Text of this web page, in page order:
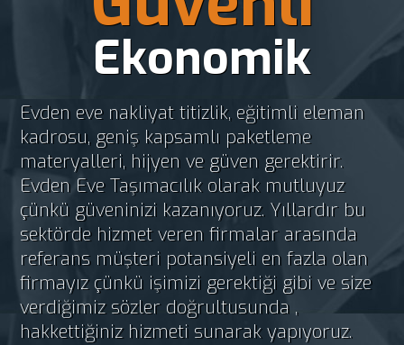
Ekonomik
Evden eve nakliyat titizlik, eğitimli eleman
kadrosu, geniş kapsamlı paketleme
materyalleri, hijyen ve güven gerektirir.
Evden Eve Taşımacılık olarak mutluyuz
çünkü güveninizi kazanıyoruz. Yıllardır bu
sektörde hizmet veren firmalar arasında
referans müşteri potansiyeli en fazla olan
firmayız çünkü işimizi gerektiği gibi ve size
verdiğimiz sözler doğrultusunda ,
hakkettiğiniz hizmeti sunarak yapıyoruz.